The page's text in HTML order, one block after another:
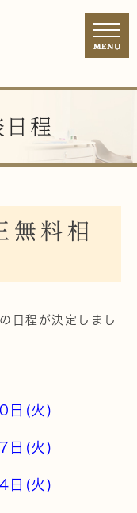
程
料相
日程が決定しまし
日(火)
日(火)
日(火)